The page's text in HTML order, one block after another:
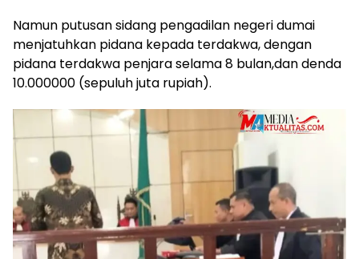
Namun putusan sidang pengadilan negeri dumai
menjatuhkan pidana kepada terdakwa, dengan
pidana terdakwa penjara selama 8 bulan,dan denda
10.000000 (sepuluh juta rupiah).